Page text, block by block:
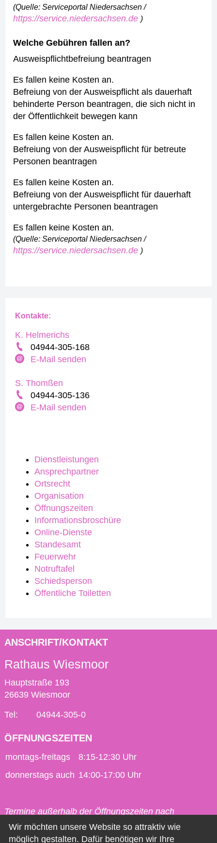
(Quelle: Serviceportal Niedersachsen /
https://service.niedersachsen.de )
Welche Gebühren fallen an?
Ausweispflichtbefreiung beantragen
Es fallen keine Kosten an.
Befreiung von der Ausweispflicht als dauerhaft
behinderte Person beantragen, die sich nicht in
der Öffentlichkeit bewegen kann
Es fallen keine Kosten an.
Befreiung von der Ausweispflicht für betreute
Personen beantragen
Es fallen keine Kosten an.
Befreiung von der Ausweispflicht für dauerhaft
untergebrachte Personen beantragen
Es fallen keine Kosten an.
(Quelle: Serviceportal Niedersachsen /
https://service.niedersachsen.de )
Dienstleistungen
Ansprechpartner
Ortsrecht
Organisation
Öffnungszeiten
Informationsbroschüre
Online-Dienste
Standesamt
Feuerwehr
Notruftafel
Schiedsperson
Öffentliche Toiletten
Kontakte:
K. Helmerichs
04944-305-168
E-Mail senden
S. Thomßen
04944-305-136
E-Mail senden
ANSCHRIFT/KONTAKT
Rathaus Wiesmoor
Hauptstraße 193
26639 Wiesmoor
Tel: 04944-305-0
ÖFFNUNGSZEITEN
montags-freitags
8:15-12:30 Uhr
donnerstags auch 14:00-17:00 Uhr
Termine außerhalb der Öffnungszeiten nach
vorheriger Vereinbarung möglich.
Wir möchten unsere Website so attraktiv wie
möglich gestalten. Dafür benötigen wir Ihre